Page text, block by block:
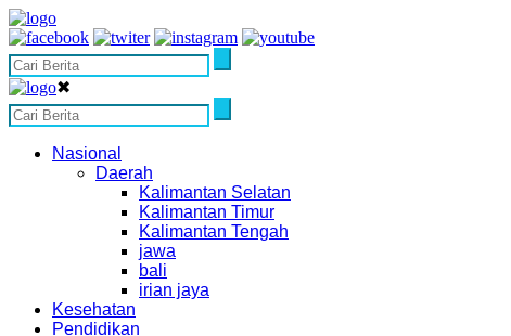
✖
Nasional
Daerah
Kalimantan Selatan
Kalimantan Timur
Kalimantan Tengah
jawa
bali
irian jaya
Kesehatan
Pendidikan